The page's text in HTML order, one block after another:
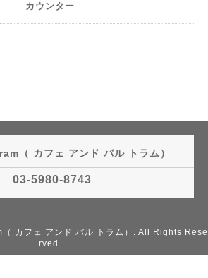
カウンター
（ カフェ アンド バル トラム）
03-5980-8743
カフェ アンド バル トラム）
. All Rights Rese
rved.